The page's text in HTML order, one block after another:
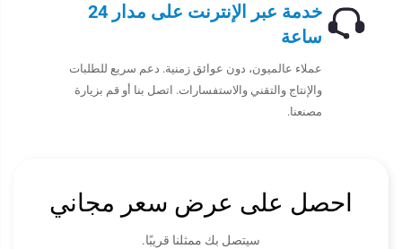
خدمة عبر الإنترنت على مدار 24
ساعة
عملاء عالميون، دون عوائق زمنية. دعم سريع للطلبات
والإنتاج والتقني والاستفسارات. اتصل بنا أو قم بزيارة
مصنعنا.
احصل على عرض سعر مجاني
سيتصل بك ممثلنا قريبًا.